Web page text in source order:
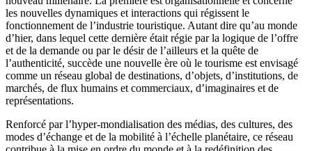
les nouvelles dynamiques et interactions qui régissent le
fonctionnement de l’industrie touristique. Autant dire qu’au monde
d’hier, dans lequel cette dernière était régie par la logique de l’offre
et de la demande ou par le désir de l’ailleurs et la quête de
l’authenticité, succède une nouvelle ère où le tourisme est envisagé
comme un réseau global de destinations, d’objets, d’institutions, de
marchés, de flux humains et commerciaux, d’imaginaires et de
représentations.
Renforcé par l’hyper-mondialisation des médias, des cultures, des
modes d’échange et de la mobilité à l’échelle planétaire, ce réseau